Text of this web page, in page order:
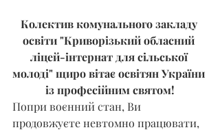
Колектив комунального закладу
освіти "Криворізький обласний
ліцей-інтернат для сільської
молоді" щиро вітає освітян України
із професійним святом!
Попри воєнний стан, Ви
продовжуєте невтомно працювати,